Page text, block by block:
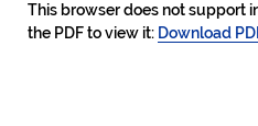
This browser does not support
the PDF to view it: Download